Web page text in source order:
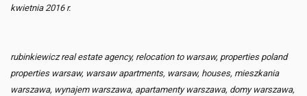
kwietnia 2016 r.
rubinkiewicz real estate agency, relocation to warsaw, properties poland
properties warsaw, warsaw apartments, warsaw, houses, mieszkania
warszawa, wynajem warszawa, apartamenty warszawa, domy warszawa,